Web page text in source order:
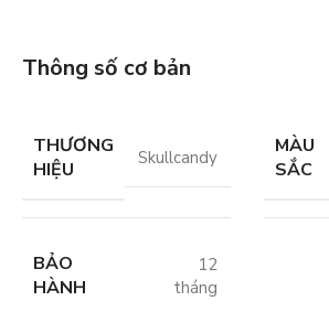
Thông số cơ bản
THƯƠNG
HIỆU
Skullcandy
MÀU
SẮC
BẢO
HÀNH
12
tháng